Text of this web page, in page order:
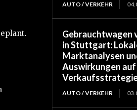
AUTO / VERKEHR
Gebrauchtwagen
in Stuttgart:
Marktanalysen
Auswirkungen auf
AUTO / VERKEHR